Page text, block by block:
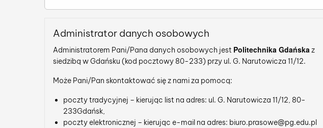
Administrator danych osobowych
Administratorem Pani/Pana danych osobowych jest Politechnika Gdańskaz
siedzibą w Gdańsku (kod pocztowy 80-233) przy ul. G. Narutowicza 11/12.
Może Pani/Pan skontaktować się z nami za pomocą:
poczty tradycyjnej – kierując list na adres: ul. G. Narutowicza 11/12, 80-
233Gdańsk,
poczty elektronicznej – kierując e-mail na adres: biuro.prasowe@pg.edu.pl